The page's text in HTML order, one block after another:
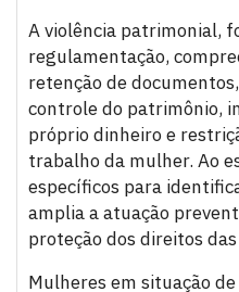
A violência patrimonial,
regulamentação,
retenção de
controle do patrimônio,
próprio dinheiro e
trabalho da mulher. Ao
específicos para
amplia a atuação
proteção dos direitos
Mulheres em situação